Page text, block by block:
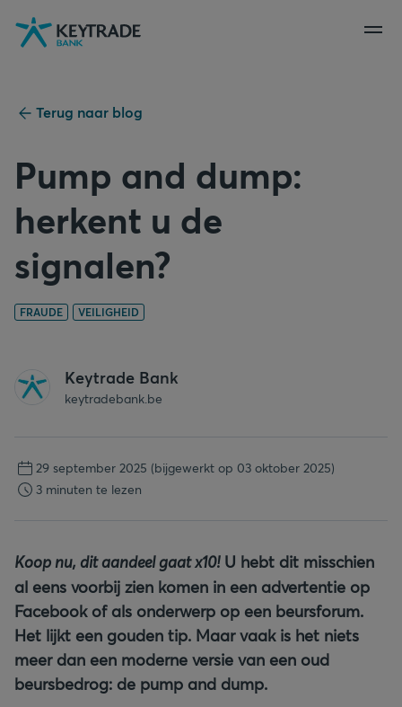
Naar
navigatie
Naar
aanmelden
Naar
inhoud
Terug naar blog
Pump and dump:
herkent u de
signalen?
FRAUDE VEILIGHEID
Keytrade Bank
keytradebank.be
29 september 2025 (bijgewerkt op 03 oktober 2025)
3 minuten te lezen
Koop nu, dit aandeel gaat x10!U hebt dit misschien
al eens voorbij zien komen in een advertentie op
Facebook of als onderwerp op een beursforum.
Het lijkt een gouden tip. Maar vaak is het niets
meer dan een moderne versie van een oud
beursbedrog: de pump and dump.